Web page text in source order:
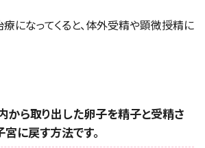
になってくると、体外受精や顕微授精に
から取り出した卵子を精子と受精さ
に戻す方法です。